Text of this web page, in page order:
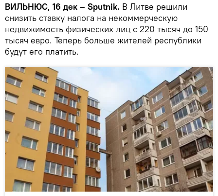
ВИЛЬНЮС, 16 дек – Sputnik. В Литве решили
снизить ставку налога на некоммерческую
недвижимость физических лиц с 220 тысяч до 150
тысяч евро. Теперь больше жителей республики
будут его платить.